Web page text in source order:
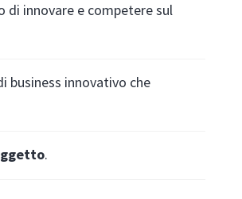
innovare e competere sul
business innovativo che
.